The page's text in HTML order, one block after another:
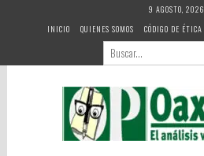
9 AGOSTO, 2026
INICIO
QUIENES SOMOS CÓDIGO DE ÉTICA